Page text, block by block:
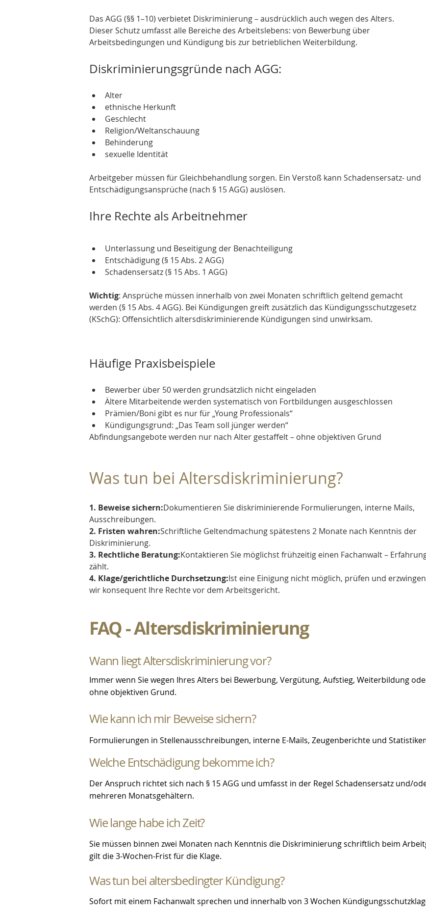
Das AGG (§§ 1–10) verbietet Diskriminierung – ausdrücklich auch wegen des Alters.
Dieser Schutz umfasst alle Bereiche des Arbeitslebens: von Bewerbung über
Arbeitsbedingungen und Kündigung bis zur betrieblichen Weiterbildung.
Diskriminierungsgründe nach AGG:
Alter
ethnische Herkunft
Geschlecht
Religion/Weltanschauung
Behinderung
sexuelle Identität
Arbeitgeber müssen für Gleichbehandlung sorgen. Ein Verstoß kann Schadensersatz- und
Entschädigungsansprüche (nach § 15 AGG) auslösen.
Ihre Rechte als Arbeitnehmer
Unterlassung und Beseitigung der Benachteiligung
Entschädigung (§ 15 Abs. 2 AGG)
Schadensersatz (§ 15 Abs. 1 AGG)
Wichtig: Ansprüche müssen innerhalb von zwei Monaten schriftlich geltend gemacht
werden (§ 15 Abs. 4 AGG). Bei Kündigungen greift zusätzlich das Kündigungsschutzgesetz
(KSchG): Offensichtlich altersdiskriminierende Kündigungen sind unwirksam.
Häufige Praxisbeispiele
Bewerber über 50 werden grundsätzlich nicht eingeladen
Ältere Mitarbeitende werden systematisch von Fortbildungen ausgeschlossen
Prämien/Boni gibt es nur für „Young Professionals“
Kündigungsgrund: „Das Team soll jünger werden“
Abfindungsangebote werden nur nach Alter gestaffelt – ohne objektiven Grund
Was tun bei Altersdiskriminierung?
1. Beweise sichern:Dokumentieren Sie diskriminierende Formulierungen, interne Mails,
Ausschreibungen.
2. Fristen wahren:Schriftliche Geltendmachung spätestens 2 Monate nach Kenntnis der
Diskriminierung.
3. Rechtliche Beratung:Kontaktieren Sie möglichst frühzeitig einen Fachanwalt –
zählt.
4. Klage/gerichtliche Durchsetzung:Ist eine Einigung nicht möglich, prüfen und erzwingen
wir konsequent Ihre Rechte vor dem Arbeitsgericht.
FAQ - Altersdiskriminierung
Wann liegt Altersdiskriminierung vor?
Immer wenn Sie wegen Ihres Alters bei Bewerbung, Vergütung, Aufstieg, Weiterbildung
ohne objektiven Grund.
Wie kann ich mir Beweise sichern?
Formulierungen in Stellenausschreibungen, interne E-Mails, Zeugenberichte und
Welche Entschädigung bekomme ich?
Der Anspruch richtet sich nach § 15 AGG und umfasst in der Regel Schadensersatz und/
mehreren Monatsgehältern.
Wie lange habe ich Zeit?
Sie müssen binnen zwei Monaten nach Kenntnis die Diskriminierung schriftlich beim
gilt die 3-Wochen-Frist für die Klage.
Was tun bei altersbedingter Kündigung?
Sofort mit einem Fachanwalt sprechen und innerhalb von 3 Wochen